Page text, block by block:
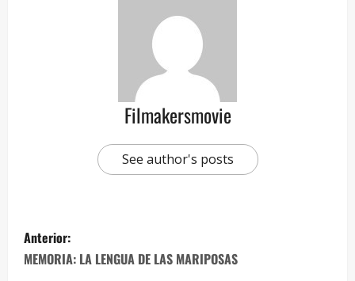
Filmakersmovie
See author's posts
Anterior:
MEMORIA: LA LENGUA DE LAS MARIPOSAS